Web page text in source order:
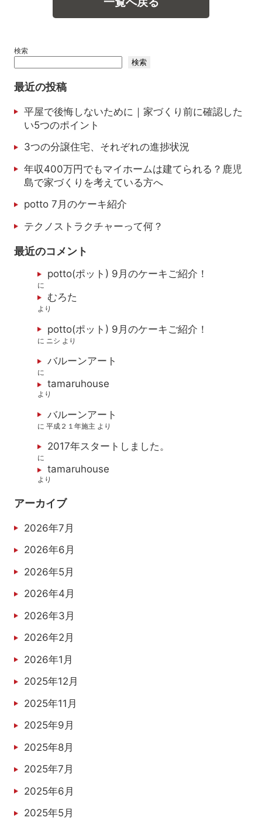
検索
検索
最近の投稿
平屋で後悔しないために｜家づくり前に確認した
い5つのポイント
3つの分譲住宅、それぞれの進捗状況
年収400万円でもマイホームは建てられる？鹿児
島で家づくりを考えている方へ
potto 7月のケーキ紹介
テクノストラクチャーって何？
最近のコメント
potto(ポット) 9月のケーキご紹介！
に
むろた
より
potto(ポット) 9月のケーキご紹介！
に ニシ より
バルーンアート
に
tamaruhouse
より
バルーンアート
に平成２１年施主 より
2017年スタートしました。
に
tamaruhouse
より
アーカイブ
2026年7月
2026年6月
2026年5月
2026年4月
2026年3月
2026年2月
2026年1月
2025年12月
2025年11月
2025年9月
2025年8月
2025年7月
2025年6月
2025年5月